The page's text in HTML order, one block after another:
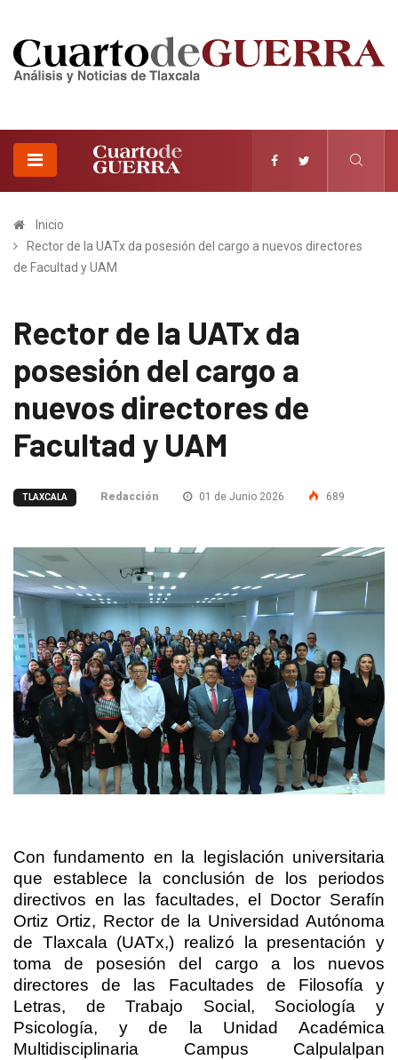
Inicio
Rector de la UATx da posesión del cargo a nuevos directores
de Facultad y UAM
Rector de la UATx da
posesión del cargo a
nuevos directores de
Facultad y UAM
TLAXCALA Redacción 01 de Junio 2026 689
Con fundamento en la legislación universitaria
que establece la conclusión de los periodos
directivos en las facultades, el Doctor Serafín
Ortiz Ortiz, Rector de la Universidad Autónoma
de Tlaxcala (UATx,) realizó la presentación y
toma de posesión del cargo a los nuevos
directores de las Facultades de Filosofía y
Letras, de Trabajo Social, Sociología y
Psicología, y de la Unidad Académica
Multidisciplinaria Campus Calpulalpan